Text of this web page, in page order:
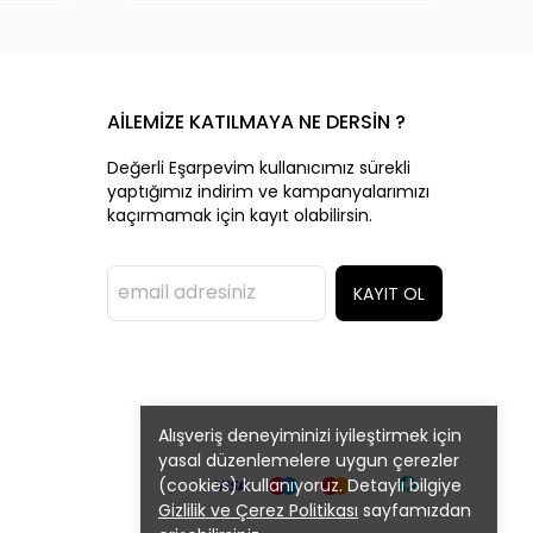
Alışveriş deneyiminizi iyileştirmek için
yasal düzenlemelere uygun çerezler
(cookies) kullanıyoruz. Detaylı bilgiye
Gizlilik ve Çerez Politikası sayfamızdan
AİLEMİZE KATILMAYA NE DERSİN ?
Değerli Eşarpevim kullanıcımız sürekli
yaptığımız indirim ve kampanyalarımızı
kaçırmamak için kayıt olabilirsin.
KAYIT OL